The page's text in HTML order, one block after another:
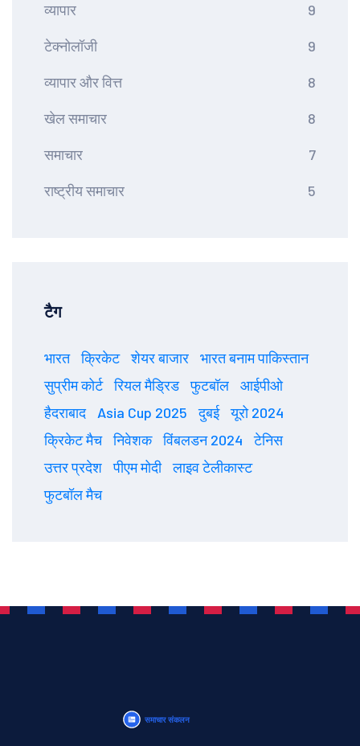
व्यापार 9
टेक्नोलॉजी 9
व्यापार और वित्त 8
खेल समाचार 8
समाचार 7
राष्ट्रीय समाचार 5
टैग
भारत क्रिकेट शेयर बाजार
भारत बनाम पाकिस्तान
सुप्रीम कोर्ट
रियल मैड्रिड फुटबॉल
आईपीओ
हैदराबाद
Asia Cup 2025 दुबई
यूरो 2024
क्रिकेट मैच
निवेशक विंबलडन 2024
टेनिस
उत्तर प्रदेश
पीएम मोदी
लाइव टेलीकास्ट
फुटबॉल मैच